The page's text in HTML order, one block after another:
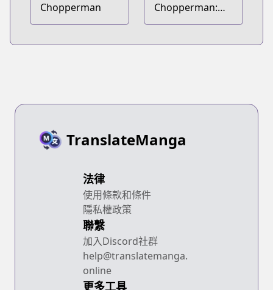
Chopperman
Chopperman:
Yuke Yuke!
TranslateManga
法律
使用條款和條件
隱私權政策
聯繫
加入Discord社群
help@translatemanga.
online
更多工具